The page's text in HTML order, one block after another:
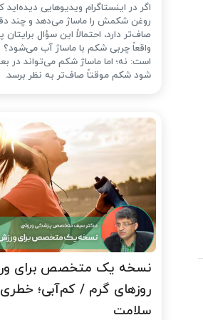
اگر در اینستاگرام ویدیوهایی
روغن شکمش را ماساژ می‌دهد و چند
صاف‌تر دارد، احتمالاً این سؤال
واقعاً چربی شکم با ماساژ آب
است: نه؛ اما ماساژ شکم می‌تواند در
شود شکم موقتاً صاف‌تر به نظر برسد.
نسخه یک متخصص برای
روزهای گرم / کم‌آبی؛
سلامت